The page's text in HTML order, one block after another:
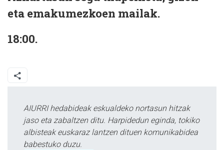
eta emakumezkoen mailak.
18:00.
AIURRI hedabideak eskualdeko nortasun hitzak
jaso eta zabaltzen ditu. Harpidedun eginda, tokiko
albisteak euskaraz lantzen dituen komunikabidea
babestuko duzu.